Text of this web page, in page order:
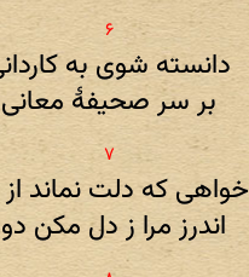
دانسته شوی به
بر سر صحیفهٔ معانی
خواهی که دلت نماند از
اندرز مرا ز دل مکن